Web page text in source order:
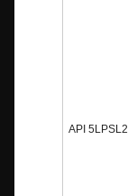
API 5LPSL2